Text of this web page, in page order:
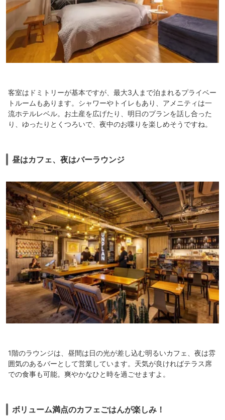
客室はドミトリーが基本ですが、最大3人まで泊まれるプライベー
トルームもあります。シャワーやトイレもあり、アメニティは一
流ホテルレベル。お土産を広げたり、明日のプランを話し合った
り、ゆったりとくつろいで、夜中のお喋りを楽しめそうですね。
昼はカフェ、夜はバーラウンジ
1階のラウンジは、昼間は日の光が差し込む明るいカフェ、夜は雰
囲気のあるバーとして営業しています。天気が良ければテラス席
での食事も可能。爽やかなひと時を過ごせますよ。
ボリューム満点のカフェごはんが楽しみ！